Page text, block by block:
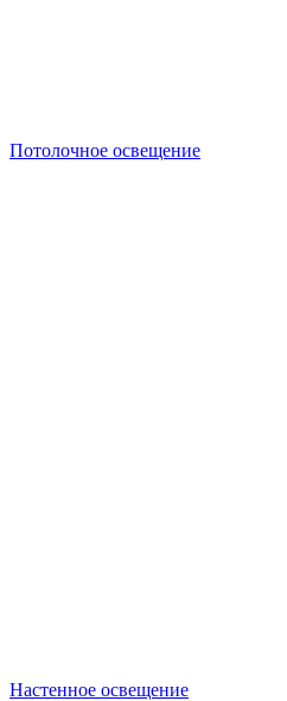
Потолочное освещение
Настенное освещение